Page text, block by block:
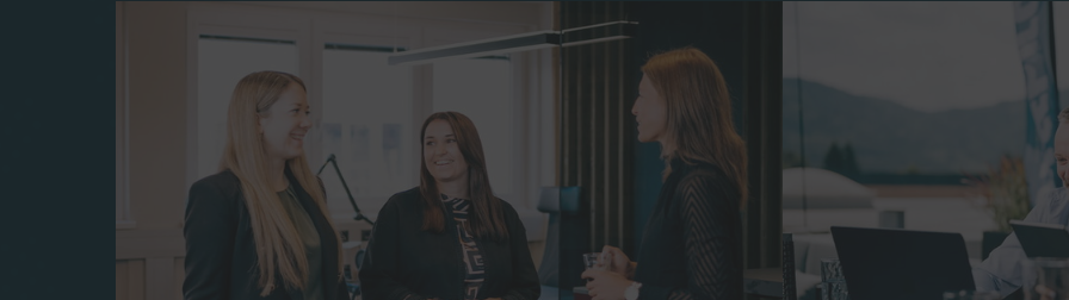
Spezielle Zwecke
Gewährleistung der Sicherheit, Verhinderung und Aufdeckung von Betrug und
Fehlerbehebung
Bereitstellung und Anzeige von Werbung und Inhalten
Ihre Entscheidungen zum Datenschutz speichern und übermitteln
1 Partner
Features